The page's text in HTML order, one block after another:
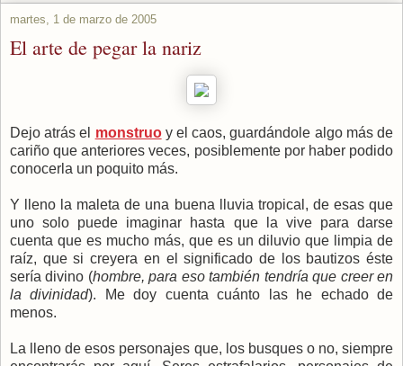
martes, 1 de marzo de 2005
El arte de pegar la nariz
Dejo atrás el monstruoy el caos, guardándole algo más de
cariño que anteriores veces, posiblemente por haber podido
conocerla un poquito más.
Y lleno la maleta de una buena lluvia tropical, de esas que
uno solo puede imaginar hasta que la vive para darse
cuenta que es mucho más, que es un diluvio que limpia de
raíz, que si creyera en el significado de los bautizos éste
sería divino (hombre, para eso también tendría que creer en
la divinidad). Me doy cuenta cuánto las he echado de
menos.
La lleno de esos personajes que, los busques o no, siempre